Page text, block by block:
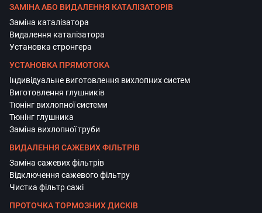
ЗАМІНА АБО ВИДАЛЕННЯ КАТАЛІЗАТОРІВ
Заміна каталізатора
Видалення каталізатора
Установка стронгера
УСТАНОВКА ПРЯМОТОКА
Індивідуальне виготовлення вихлопних систем
Виготовлення глушників
Тюнінг вихлопної системи
Тюнінг глушника
Заміна вихлопної труби
ВИДАЛЕННЯ САЖЕВИХ ФІЛЬТРІВ
Заміна сажевих фільтрів
Відключення сажевого фільтру
Чистка фільтр сажі
ПРОТОЧКА ТОРМОЗНИХ ДИСКІВ